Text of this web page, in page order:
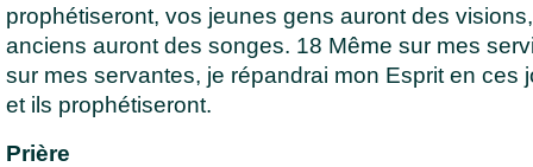
prophétiseront, vos jeunes gens auront des
anciens auront des songes. 18 Même sur mes
sur mes servantes, je répandrai mon Esprit en ces
et ils prophétiseront.
Prière